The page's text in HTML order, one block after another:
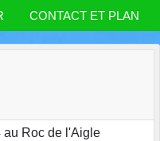
CONTACT ET PLAN
au Roc de l'Aigle